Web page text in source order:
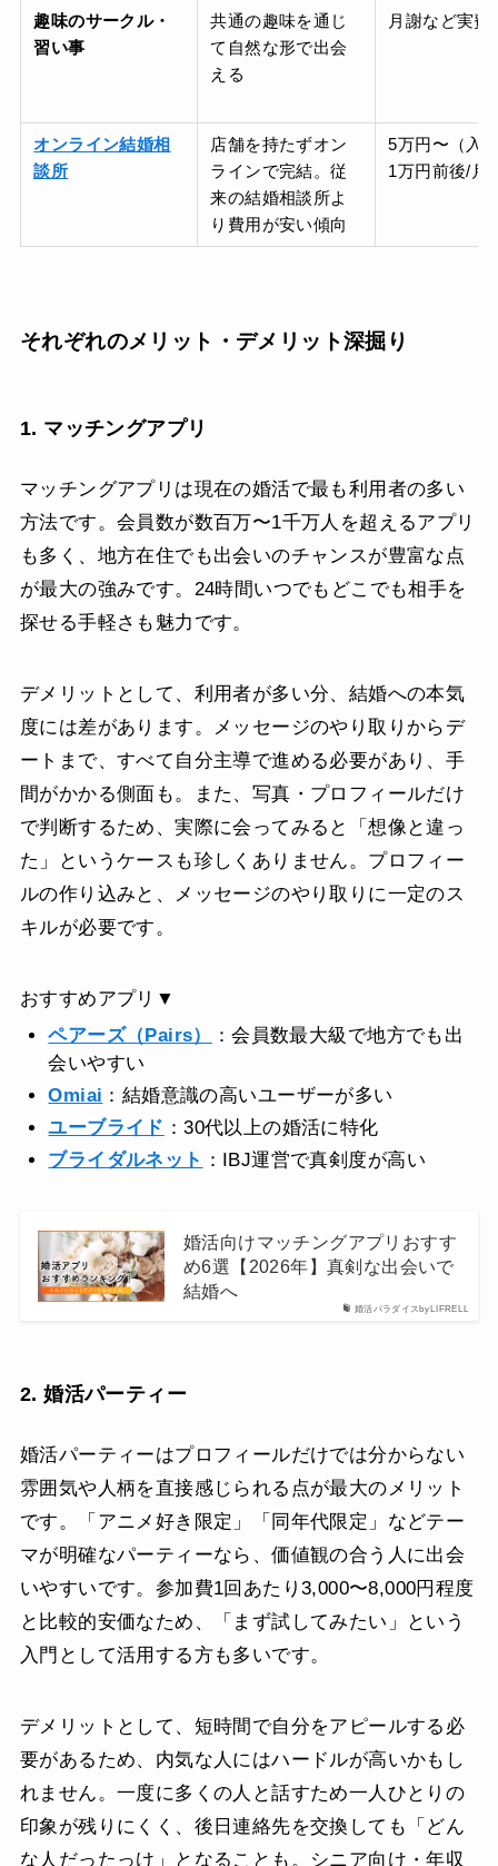
趣味のサークル・
習い事
共通の趣味を通じ
て自然な形で出会
える
月謝など実費
オンライン結婚相
談所
店舗を持たずオン
ラインで完結。従
来の結婚相談所よ
り費用が安い傾向
5万円〜（入
1万円前後/月
それぞれのメリット・デメリット深掘り
1. マッチングアプリ
マッチングアプリは現在の婚活で最も利用者の多い
方法です。会員数が数百万〜1千万人を超えるアプリ
も多く、地方在住でも出会いのチャンスが豊富な点
が最大の強みです。24時間いつでもどこでも相手を
探せる手軽さも魅力です。
デメリットとして、利用者が多い分、結婚への本気
度には差があります。メッセージのやり取りからデ
ートまで、すべて自分主導で進める必要があり、手
間がかかる側面も。また、写真・プロフィールだけ
で判断するため、実際に会ってみると「想像と違っ
た」というケースも珍しくありません。プロフィー
ルの作り込みと、メッセージのやり取りに一定のス
キルが必要です。
おすすめアプリ▼
ペアーズ（Pairs）
：会員数最大級で地方でも出
会いやすい
Omiai ：結婚意識の高いユーザーが多い
ユーブライド ：30代以上の婚活に特化
ブライダルネット ：IBJ運営で真剣度が高い
婚活パラダイスbyLIFRELL
婚活向けマッチングアプリおすす
め6選【2026年】真剣な出会いで
結婚へ
2. 婚活パーティー
婚活パーティーはプロフィールだけでは分からない
雰囲気や人柄を直接感じられる点が最大のメリット
です。「アニメ好き限定」「同年代限定」などテー
マが明確なパーティーなら、価値観の合う人に出会
いやすいです。参加費1回あたり3,000〜8,000円程度
と比較的安価なため、「まず試してみたい」という
入門として活用する方も多いです。
デメリットとして、短時間で自分をアピールする必
要があるため、内気な人にはハードルが高いかもし
れません。一度に多くの人と話すため一人ひとりの
印象が残りにくく、後日連絡先を交換しても「どん
な人だったっけ」となることも。シニア向け・年収